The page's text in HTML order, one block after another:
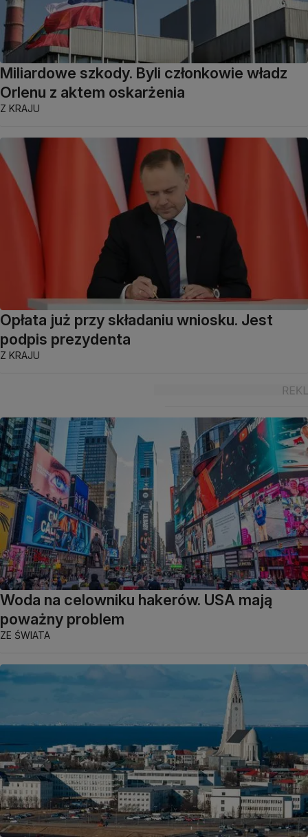
Miliardowe szkody. Byli członkowie władz
Orlenu z aktem oskarżenia
Z KRAJU
Opłata już przy składaniu wniosku. Jest
podpis prezydenta
Z KRAJU
Woda na celowniku hakerów. USA mają
poważny problem
ZE ŚWIATA